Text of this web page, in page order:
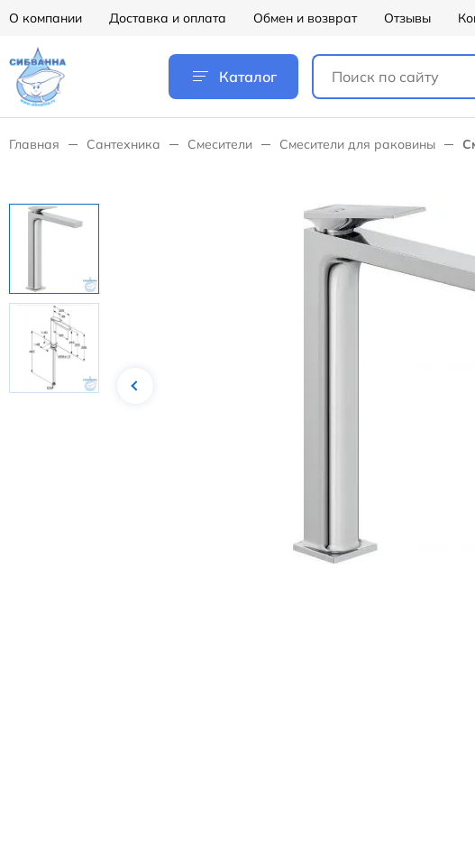
О компании Доставка и оплата Обмен и возврат Отзывы
Каталог
Главная Сантехника Смесители Смесители для раковины